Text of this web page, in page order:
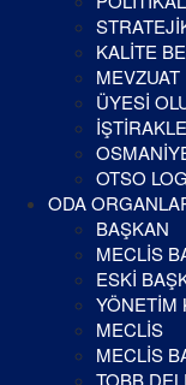
KALİTE
MEVZUAT
ÜYESİ
OTSO
ODA
BAŞKAN
MECLİS
ESKİ
YÖNETİM
MECLİS
MECLİS
TOBB